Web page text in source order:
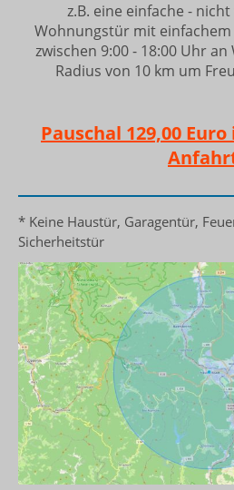
z.B. eine einfache -
Wohnungstür mit einfachem
zwischen 9:00 - 18:00 Uhr
Radius von 10 km um
Pauschal 129,00
* Keine Haustür, Garagentür,
Sicherheitstür